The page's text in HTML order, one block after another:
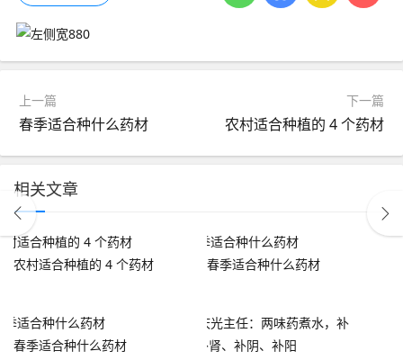
上一篇
春季适合种什么药材
下一篇
农村适合种植的 4 个药材
相关文章
农村适合种植的 4 个药材 春季适合种什么药材
春季适合种什么药材